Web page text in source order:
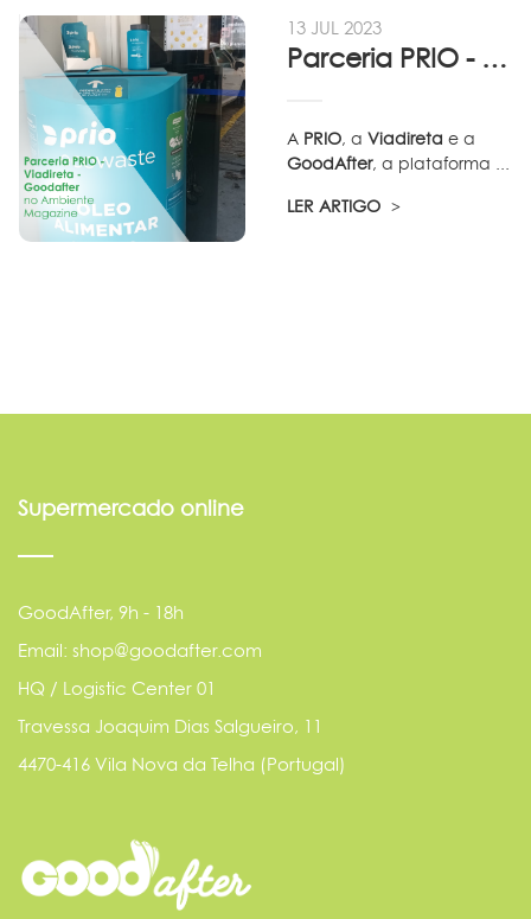
13 JUL 2023
Parceria PRIO - Viadireta - Goodafter...
A PRIO, aViadireta e a
GoodAfter, a plataforma ...
LER ARTIGO
Supermercado online
GoodAfter, 9h - 18h
Email: shop@goodafter.com
HQ / Logistic Center 01
Travessa Joaquim Dias Salgueiro, 11
4470-416 Vila Nova da Telha (Portugal)